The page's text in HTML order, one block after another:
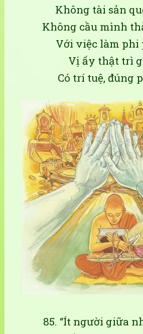
Không tài sản
Không cầu mình
Với việc làm phi
Vị ấy thật trì
Có trí tuệ, đúng
85. “Ít người giữa